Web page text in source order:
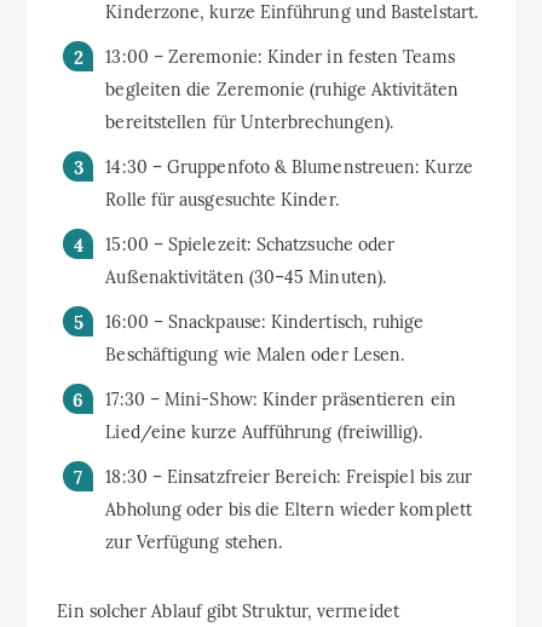
Kinderzone, kurze Einführung und Bastelstart.
13:00 – Zeremonie: Kinder in festen Teams
begleiten die Zeremonie (ruhige Aktivitäten
bereitstellen für Unterbrechungen).
14:30 – Gruppenfoto & Blumenstreuen: Kurze
Rolle für ausgesuchte Kinder.
15:00 – Spielezeit: Schatzsuche oder
Außenaktivitäten (30–45 Minuten).
16:00 – Snackpause: Kindertisch, ruhige
Beschäftigung wie Malen oder Lesen.
17:30 – Mini-Show: Kinder präsentieren ein
Lied/eine kurze Aufführung (freiwillig).
18:30 – Einsatzfreier Bereich: Freispiel bis zur
Abholung oder bis die Eltern wieder komplett
zur Verfügung stehen.
Ein solcher Ablauf gibt Struktur, vermeidet